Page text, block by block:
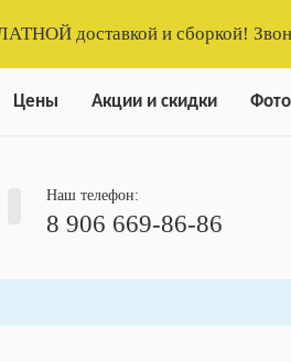
доставкой и сборкой!
Цены Акции и скидки
Наш телефон:
8 906 669-86-86